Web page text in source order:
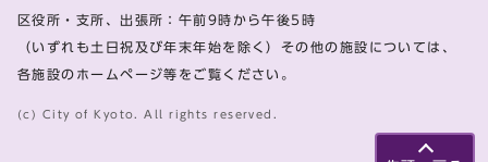
区役所・支所、出張所：午前9時から午後5時
（いずれも土日祝及び年末年始を除く）その他の施設については、
各施設のホームページ等をご覧ください。
(c) City of Kyoto. All rights reserved.